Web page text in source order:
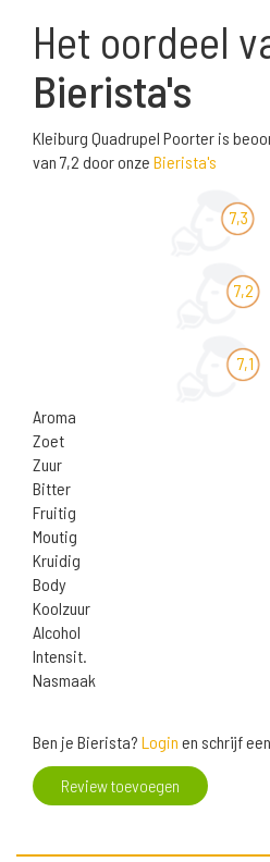
Het oordeel
Bierista's
Kleiburg Quadrupel Poorter is
van 7,2 door onze Bierista's
7,3
7,2
7,1
Aroma
Zoet
Zuur
Bitter
Fruitig
Moutig
Kruidig
Body
Koolzuur
Alcohol
Intensit.
Nasmaak
Ben je Bierista? Login en schrijf
Review toevoegen